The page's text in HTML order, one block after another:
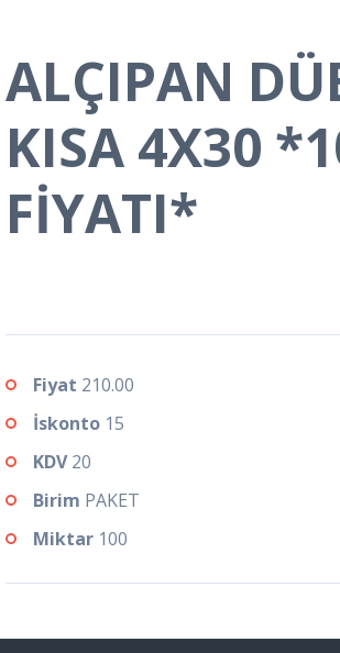
ALÇIPAN
KISA 4X30
FİYATI*
Fiyat 210.00
İskonto 15
KDV20
Birim PAKET
Miktar 100